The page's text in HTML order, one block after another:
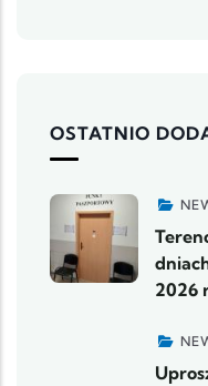
OSTATNIO
2026